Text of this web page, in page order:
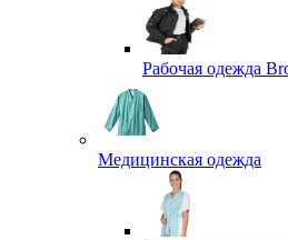
Рабочая одежда
Медицинская одежда